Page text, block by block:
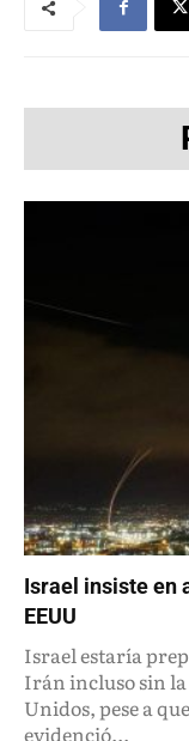
Israel insiste en
EEUU
Israel estaría
Irán incluso sin
Unidos, pese a
evidenció...